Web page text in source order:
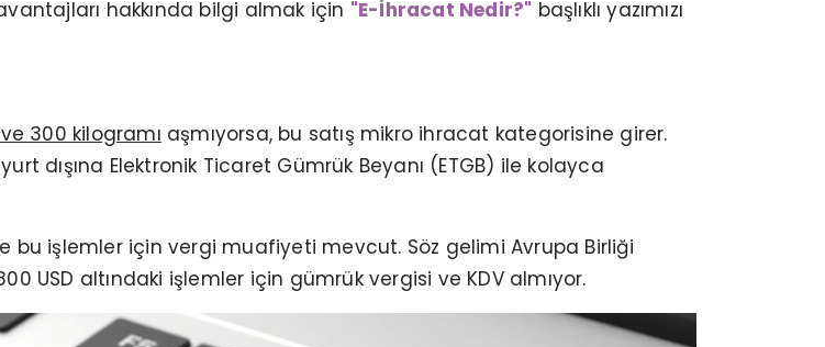
hakkında bilgi almak için "E-İhracat Nedir?" başlıklı yazımızı
ve 300 kilogramı aşmıyorsa, bu satış mikro ihracat kategorisine girer.
dışına Elektronik Ticaret Gümrük Beyanı (ETGB) ile kolayca
bu işlemler için vergi muafiyeti mevcut. Söz gelimi Avrupa Birliği
USD altındaki işlemler için gümrük vergisi ve KDV almıyor.